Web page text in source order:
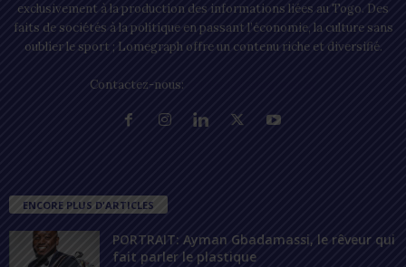
exclusivement à la production des informations liées au Togo. Des
faits de sociétés à la politique en passant l’économie, la culture sans
oublier le sport ; Lomegraph offre un contenu riche et diversifié.
Contactez-nous:
ENCORE PLUS D'ARTICLES
PORTRAIT: Ayman Gbadamassi, le rêveur qui
fait parler le plastique